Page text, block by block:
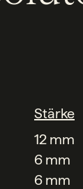
Stärke
12 mm
6 mm
6 mm